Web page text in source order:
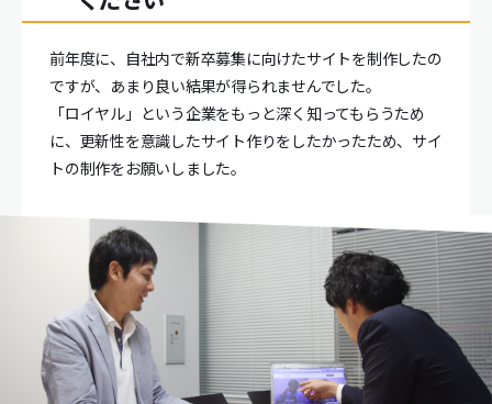
前年度に、自社内で新卒募集に向けたサイトを制作したの
ですが、あまり良い結果が得られませんでした。
「ロイヤル」という企業をもっと深く知ってもらうため
に、更新性を意識したサイト作りをしたかったため、サイ
トの制作をお願いしました。